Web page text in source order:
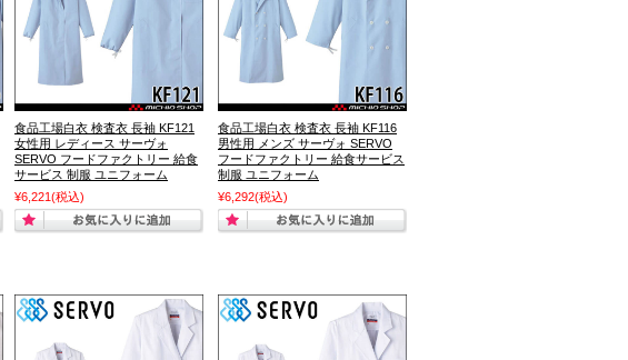
食品工場白衣 検査衣 長袖 KF121
女性用 レディース サーヴォ
SERVO フードファクトリー 給食
サービス 制服 ユニフォーム
¥6,221 (税込)
食品工場白衣 検査衣 長袖 KF116
男性用 メンズ サーヴォ SERVO
フードファクトリー 給食サービス
制服 ユニフォーム
¥6,292(税込)